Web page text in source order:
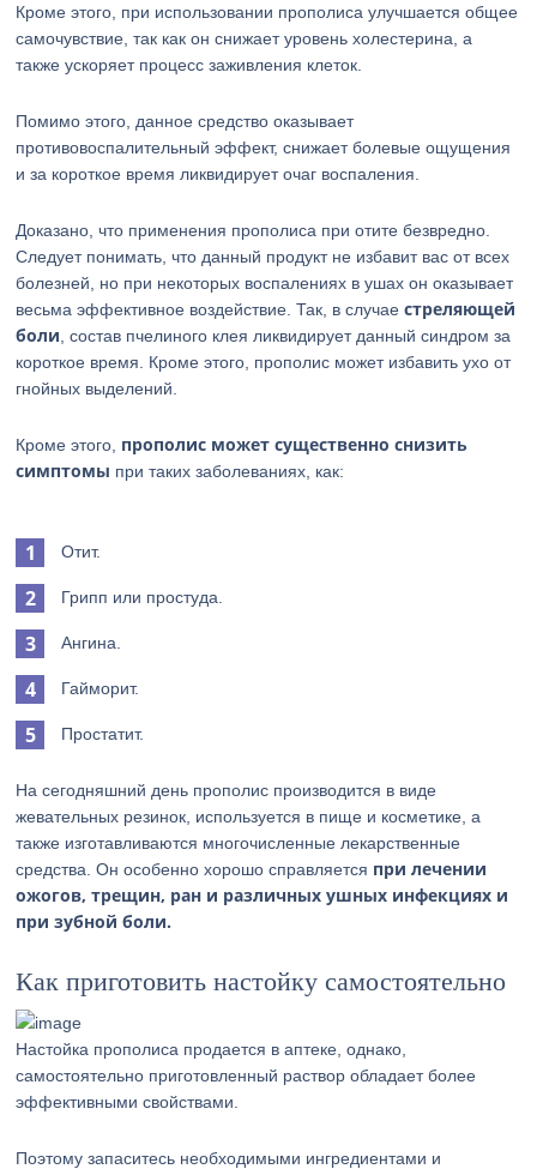
Кроме этого, при использовании прополиса улучшается общее
самочувствие, так как он снижает уровень холестерина, а
также ускоряет процесс заживления клеток.
Помимо этого, данное средство оказывает
противовоспалительный эффект, снижает болевые ощущения
и за короткое время ликвидирует очаг воспаления.
Доказано, что применения прополиса при отите безвредно.
Следует понимать, что данный продукт не избавит вас от всех
болезней, но при некоторых воспалениях в ушах он оказывает
весьма эффективное воздействие. Так, в случаестреляющей
боли , состав пчелиного клея ликвидирует данный синдром за
короткое время. Кроме этого, прополис может избавить ухо от
гнойных выделений.
Кроме этого, прополис может существенно снизить
симптомы при таких заболеваниях, как:
Отит.
Грипп или простуда.
Ангина.
Гайморит.
Простатит.
На сегодняшний день прополис производится в виде
жевательных резинок, используется в пище и косметике, а
также изготавливаются многочисленные лекарственные
средства. Он особенно хорошо справляется при лечении
ожогов, трещин, ран и различных ушных инфекциях и
при зубной боли.
Как приготовить настойку самостоятельно
Настойка прополиса продается в аптеке, однако,
самостоятельно приготовленный раствор обладает более
эффективными свойствами.
Поэтому запаситесь необходимыми ингредиентами и